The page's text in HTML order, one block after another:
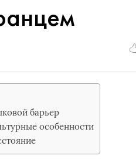
барьер
особенности